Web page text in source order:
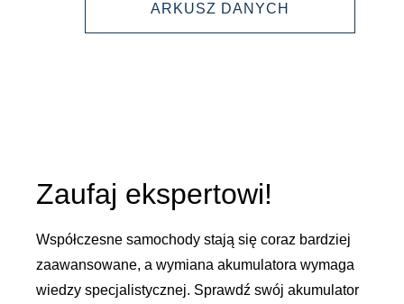
ARKUSZ DANYCH
EFB
Zaufaj ekspertowi!
Współczesne samochody stają się coraz bardziej
zaawansowane, a wymiana akumulatora wymaga
wiedzy specjalistycznej. Sprawdź swój akumulator